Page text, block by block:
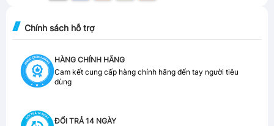
Chính sách hỗ trợ
HÀNG CHÍNH HÃNG
Cam kết cung cấp hàng chính hãng đến tay người tiêu
dùng
ĐỔI TRẢ 14 NGÀY